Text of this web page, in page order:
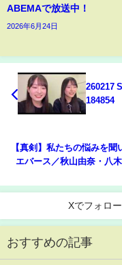
ABEMAで放送中！
2026年6月24日
260217
184854
【真剣】私たちの悩みを
エバース／秋山由奈・八
Xでフォロ
おすすめの記事